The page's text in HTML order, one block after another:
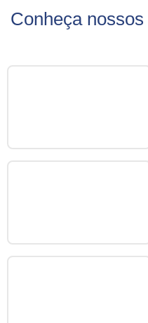
Conheça